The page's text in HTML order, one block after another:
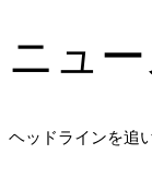
ニュ
ヘッドラインを追